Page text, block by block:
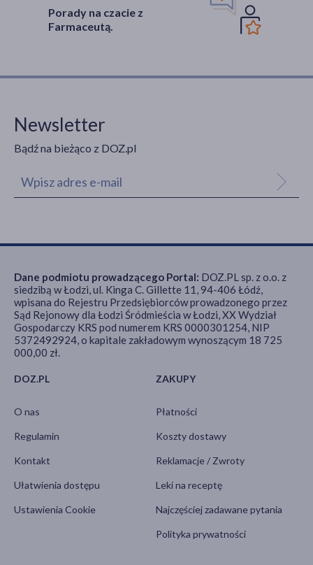
Porady na czacie z
Farmaceutą.
Newsletter
Bądź na bieżąco z DOZ.pl
DOZ.PL
O nas
Regulamin
Kontakt
Ułatwienia dostępu
Ustawienia Cookie
ZAKUPY
Płatności
Koszty dostawy
Reklamacje / Zwroty
Leki na receptę
Najczęściej zadawane pytania
Polityka prywatności
Dane podmiotu prowadzącego Portal: DOZ.PL sp. z o.o. z
siedzibą w Łodzi, ul. Kinga C. Gillette 11, 94-406 Łódź,
wpisana do Rejestru Przedsiębiorców prowadzonego przez
Sąd Rejonowy dla Łodzi Śródmieścia w Łodzi, XX Wydział
Gospodarczy KRS pod numerem KRS 0000301254, NIP
5372492924, o kapitale zakładowym wynoszącym 18 725
000,00 zł.